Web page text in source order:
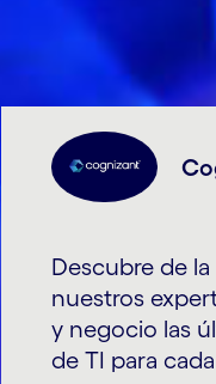
Descubre de
nuestros
y negocio las
de TI para